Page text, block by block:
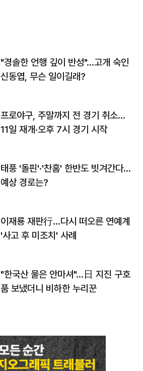
"경솔한 언행 깊이 반성"…고개 숙인
신동엽, 무슨 일이길래?
프로야구, 주말까지 전 경기 취소…
11일 재개·오후 7시 경기 시작
태풍 '돌핀'·'찬홈' 한반도 빗겨간다…
예상 경로는?
이재룡 재판行…다시 떠오른 연예계
'사고 후 미조치' 사례
"한국산 물은 안마셔"…日 지진 구호
품 보냈더니 비하한 누리꾼